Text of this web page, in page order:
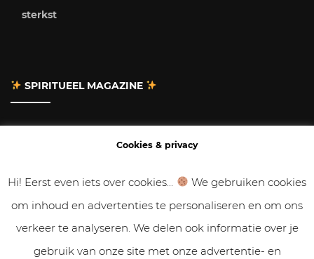
sterkst
SPIRITUEEL MAGAZINE
Gastbloggen
Samenwerken
Cookies & privacy
Hi! Eerst even iets over cookies...
We gebruiken cookies
om inhoud en advertenties te personaliseren en om ons
verkeer te analyseren. We delen ook informatie over je
gebruik van onze site met onze advertentie- en